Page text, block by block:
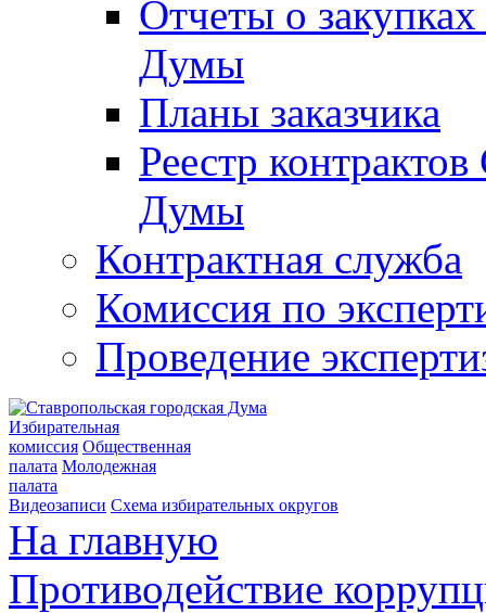
Отчеты о
Думы
Планы заказчика
Реестр
Думы
Контрактная служба
Комиссия по
Проведение
Избирательная
комиссия Общественная
палата Молодежная
палата
Видеозаписи Схема избирательных округов
На главную
Противодействие